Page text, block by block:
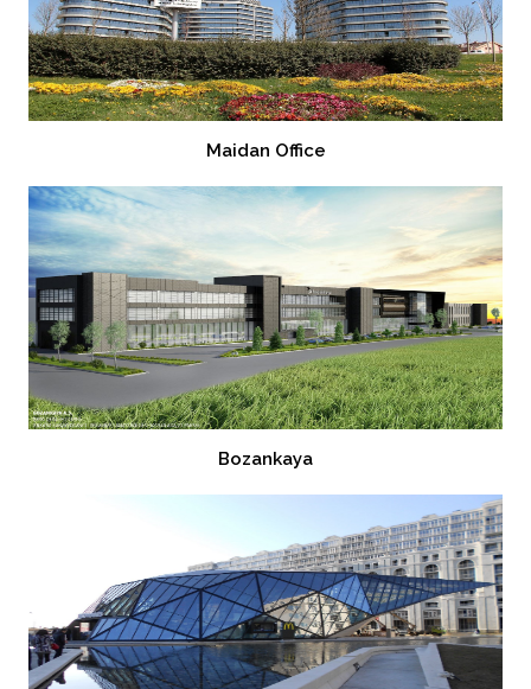
Maidan Office
Bozankaya